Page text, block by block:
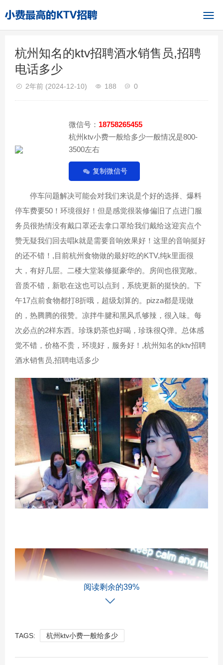
杭州知名的ktv招聘酒水销售员,招聘
电话多少
2年前 (2024-12-10) 188 0
微信号： 18758265455
杭州ktv小费一般给多少一般情况是800-
3500左右
复制微信号
停车问题解决可能会对我们来说是个好的选择、爆料
停车费要50！环境很好！但是感觉很装修偏旧了点进门服
务员很热情没有戴口罩还去拿口罩给我们戴给这迎宾点个
赞无疑我们回去唱k就是需要音响效果好！这里的音响挺好
的还不错！,目前杭州食物做的最好吃的KTV,纯k里面很
大，有好几层。二楼大堂装修挺豪华的。房间也很宽敞。
音质不错，新歌在这也可以点到，系统更新的挺快的。下
午17点前食物都打8折哦，超级划算的。pizza都是现做
的，热腾腾的很赞。凉拌牛腱和黑风爪够辣，很入味。每
次必点的2样东西。珍珠奶茶也好喝，珍珠很Q弹。总体感
觉不错，价格不贵，环境好，服务好！,杭州知名的ktv招聘
酒水销售员,招聘电话多少
阅读剩余的39%
TAGS: 杭州ktv小费一般给多少